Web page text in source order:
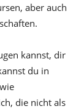
aber auch
kannst, dir
du in
die nicht als